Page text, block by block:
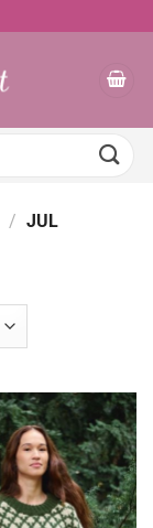
/ JUL